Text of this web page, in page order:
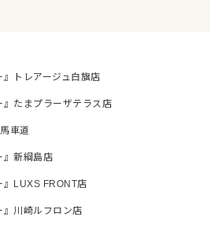
』トレアージュ白旗店
』たまプラーザテラス店
車道
』新綱島店
』LUXS FRONT店
』川崎ルフロン店